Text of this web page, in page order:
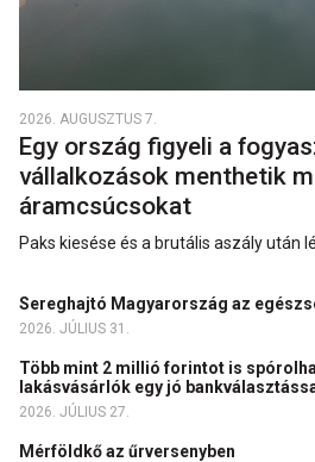
2026. AUGUSZTUS 7.
Egy ország figyeli a
vállalkozások menthetik
áramcsúcsokat
Paks kiesése és a brutális aszály után
Sereghajtó Magyarország az
2026. JÚLIUS 31.
Több mint 2 millió forintot is
lakásvásárlók egy jó
2026. JÚLIUS 27.
Mérföldkő az űrversenyben